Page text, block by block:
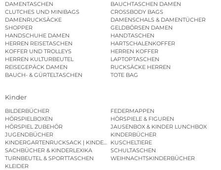
DAMENTASCHEN
BAUCHTASCHEN DAMEN
CLUTCHES UND MINIBAGS
CROSSBODY BAGS
DAMENRUCKSÄCKE
DAMENSCHALS & DAMENTÜCHER
SHOPPER
GELDBÖRSEN DAMEN
HANDSCHUHE DAMEN
HANDTASCHEN
HERREN REISETASCHEN
HARTSCHALENKOFFER
KOFFER UND TROLLEYS
HERREN KOFFER
HERREN KULTURBEUTEL
LAPTOPTASCHEN
REISEGEPÄCK DAMEN
RUCKSÄCKE HERREN
BAUCH- & GÜRTELTASCHEN
TOTE BAG
Kinder
BILDERBÜCHER
FEDERMAPPEN
HÖRSPIELBOXEN
HÖRSPIELE & FIGUREN
HÖRSPIEL ZUBEHÖR
JAUSENBOX & KINDER LUNCHBOX
JUGENDBÜCHER
KINDERBÜCHER
KINDERGARTENRUCKSACK | KINDERGARTENBEUTEL
KUSCHELTIERE
SACHBÜCHER & KINDERLEXIKA
SCHULTASCHEN
TURNBEUTEL & SPORTTASCHEN
WEIHNACHTSKINDERBÜCHER
KLEIDER